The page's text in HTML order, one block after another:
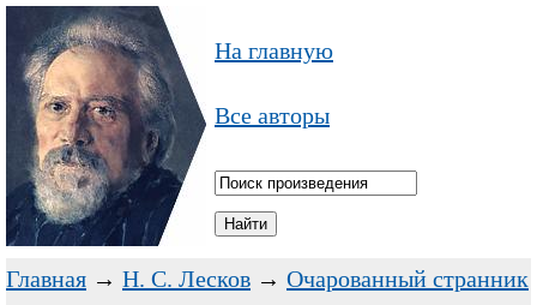
На главную
Все авторы
Главная → Н. С. Лесков → Очарованный странник